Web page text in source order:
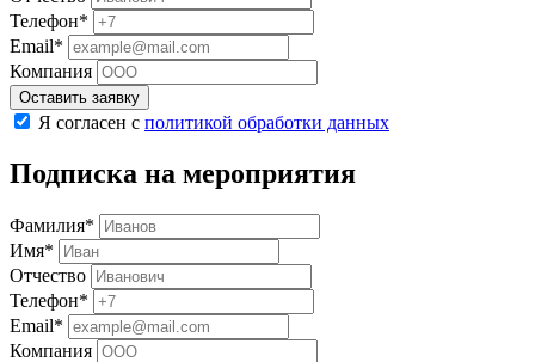
Телефон*
Email*
Компания
Оставить заявку
Я согласен с политикой обработки данных
Подписка на мероприятия
Фамилия*
Имя*
Отчество
Телефон*
Email*
Компания